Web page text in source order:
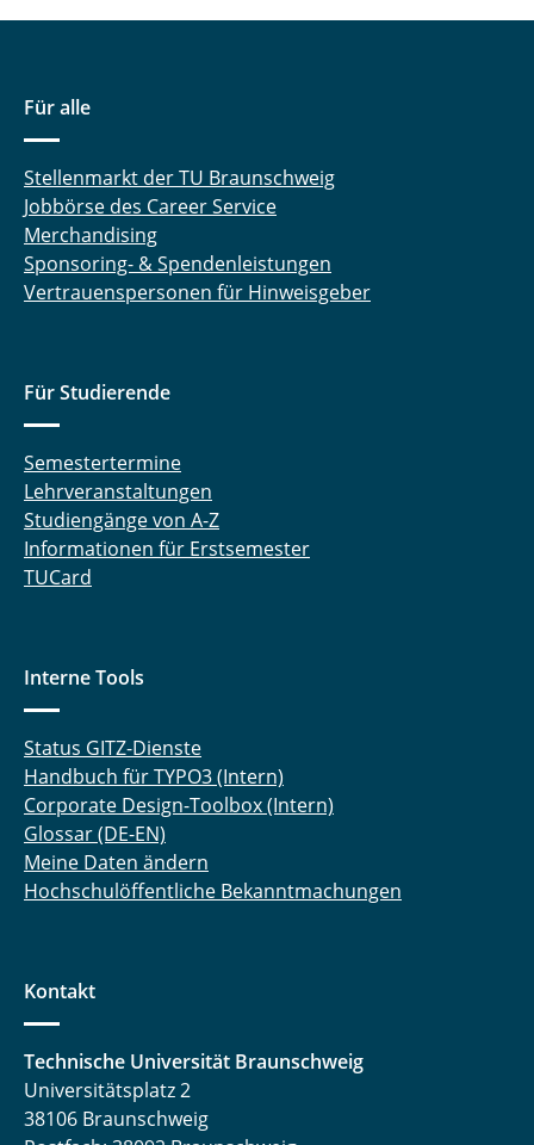
Für alle
Stellenmarkt der TU Braunschweig
Jobbörse des Career Service
Merchandising
Sponsoring- & Spendenleistungen
Vertrauenspersonen für Hinweisgeber
Für Studierende
Semestertermine
Lehrveranstaltungen
Studiengänge von A-Z
Informationen für Erstsemester
TUCard
Interne Tools
Status GITZ-Dienste
Handbuch für TYPO3 (Intern)
Corporate Design-Toolbox (Intern)
Glossar (DE-EN)
Meine Daten ändern
Hochschulöffentliche Bekanntmachungen
Kontakt
Technische Universität Braunschweig
Universitätsplatz 2
38106 Braunschweig